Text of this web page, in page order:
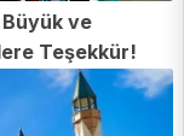
ve
Teşekkür!